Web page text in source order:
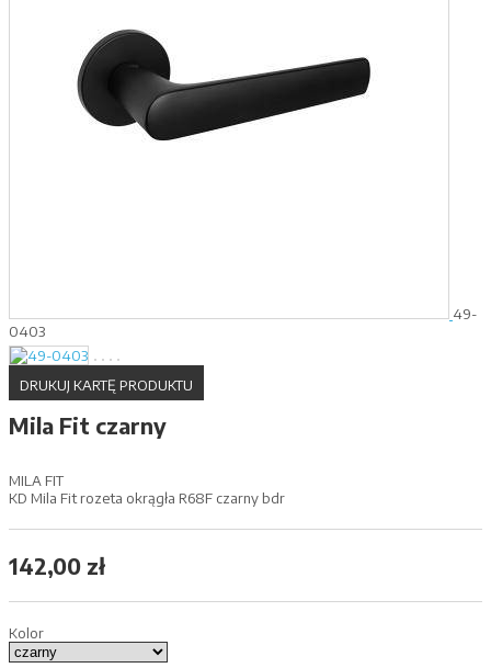
49-
0403
DRUKUJ KARTĘ PRODUKTU
Mila Fit czarny
MILA FIT
KD Mila Fit rozeta okrągła R68F czarny bdr
142,00 zł
Kolor